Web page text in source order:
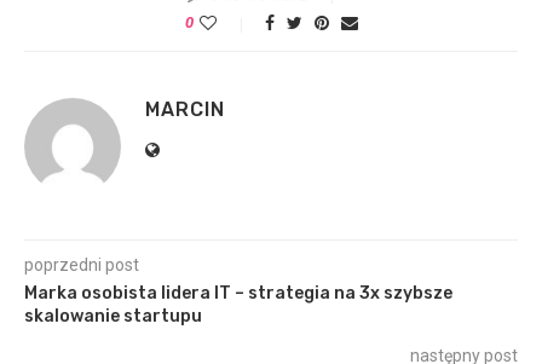
0
MARCIN
poprzedni post
Marka osobista lidera IT – strategia na 3x szybsze
skalowanie startupu
następny post